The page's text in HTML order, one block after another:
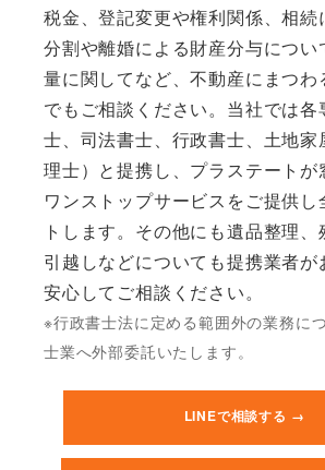
税金、登記変更や権利関係、相続
分割や離婚による財産分与につい
量に関してなど、不動産にまつわ
でもご相談ください。当社では各
士、司法書士、行政書士、土地家
理士）と提携し、プラステートが
ワンストップサービスをご提供し
トします。その他にも遺品整理、
引越しなどについても提携業者が
安心してご相談ください。
※行政書士法に定める範囲外の業務に
士業へ外部委託いたします。
LINEで相談する →